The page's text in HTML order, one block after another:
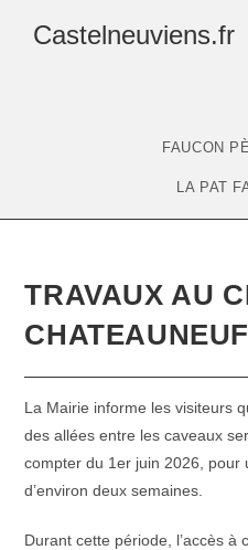
Castelneuviens.fr
FAUCON
LA PAT
TRAVAUX AU
La Mairie informe les visiteurs
des allées entre les caveaux
compter du 1er juin 2026, pour
d’environ deux semaines.
Durant cette période, l’accès à